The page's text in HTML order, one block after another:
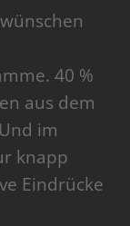
40 %
aus dem
im
knapp
Eindrücke